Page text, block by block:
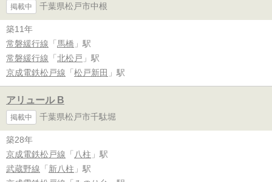
掲載中 千葉県松戸市中根
築11年
常磐緩行線 「 馬橋 」駅
常磐緩行線 「 北松戸 」駅
京成電鉄松戸線 「 松戸新田 」駅
アリュール B
掲載中 千葉県松戸市千駄堀
築28年
京成電鉄松戸線 「 八柱 」駅
武蔵野線 「 新八柱 」駅